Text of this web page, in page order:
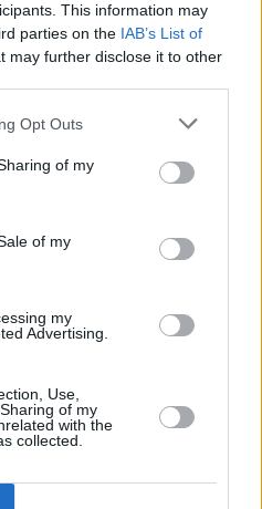
This information may
parties on the IAB’s List of
may further disclose it to other
Opt Outs
of my
of my
my
Advertising.
Use,
of my
with the
collected.
του προεξοπλισμού των
Σαλαμίνας αγγίζει
από τα υψηλότερα που